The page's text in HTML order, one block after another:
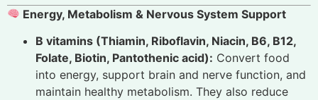
Energy, Metabolism & Nervous System Support
B vitamins (Thiamin, Riboflavin, Niacin, B6, B12,
Folate, Biotin, Pantothenic acid): Convert food
into energy, support brain and nerve function, and
maintain healthy metabolism. They also reduce